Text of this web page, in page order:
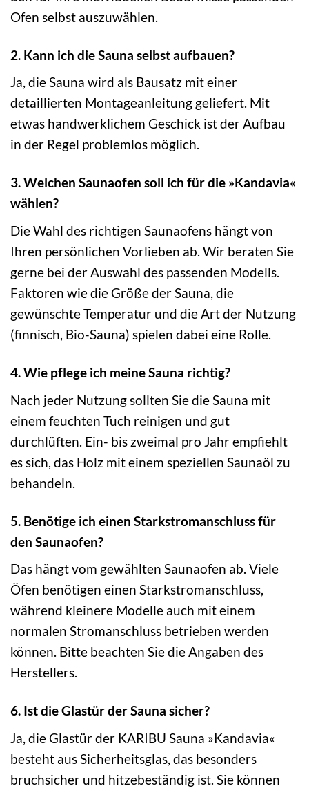
Ofen selbst auszuwählen.
2. Kann ich die Sauna selbst aufbauen?
Ja, die Sauna wird als Bausatz mit einer
detaillierten Montageanleitung geliefert. Mit
etwas handwerklichem Geschick ist der Aufbau
in der Regel problemlos möglich.
3. Welchen Saunaofen soll ich für die »Kandavia«
wählen?
Die Wahl des richtigen Saunaofens hängt von
Ihren persönlichen Vorlieben ab. Wir beraten Sie
gerne bei der Auswahl des passenden Modells.
Faktoren wie die Größe der Sauna, die
gewünschte Temperatur und die Art der Nutzung
(finnisch, Bio-Sauna) spielen dabei eine Rolle.
4. Wie pflege ich meine Sauna richtig?
Nach jeder Nutzung sollten Sie die Sauna mit
einem feuchten Tuch reinigen und gut
durchlüften. Ein- bis zweimal pro Jahr empfiehlt
es sich, das Holz mit einem speziellen Saunaöl zu
behandeln.
5. Benötige ich einen Starkstromanschluss für
den Saunaofen?
Das hängt vom gewählten Saunaofen ab. Viele
Öfen benötigen einen Starkstromanschluss,
während kleinere Modelle auch mit einem
normalen Stromanschluss betrieben werden
können. Bitte beachten Sie die Angaben des
Herstellers.
6. Ist die Glastür der Sauna sicher?
Ja, die Glastür der KARIBU Sauna »Kandavia«
besteht aus Sicherheitsglas, das besonders
bruchsicher und hitzebeständig ist. Sie können